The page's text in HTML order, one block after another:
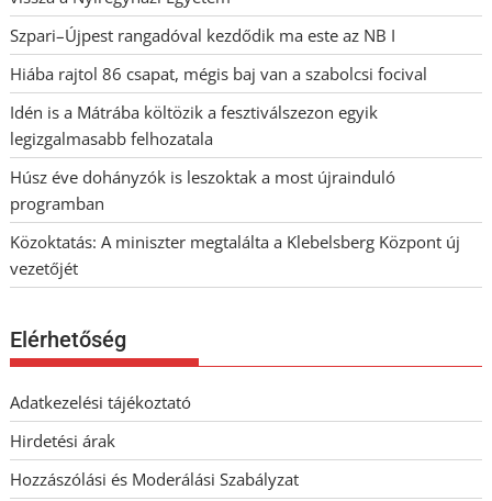
Szpari–Újpest rangadóval kezdődik ma este az NB I
Hiába rajtol 86 csapat, mégis baj van a szabolcsi focival
Idén is a Mátrába költözik a fesztiválszezon egyik
legizgalmasabb felhozatala
Húsz éve dohányzók is leszoktak a most újrainduló
programban
Közoktatás: A miniszter megtalálta a Klebelsberg Központ új
vezetőjét
Elérhetőség
Adatkezelési tájékoztató
Hirdetési árak
Hozzászólási és Moderálási Szabályzat